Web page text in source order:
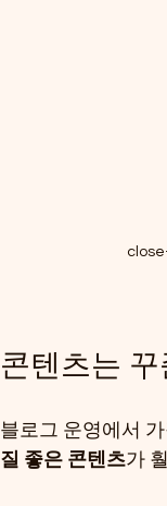
콘텐츠는
블로그 운영에서
질 좋은 콘텐츠가